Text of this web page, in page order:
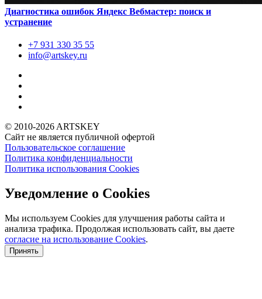
Диагностика ошибок Яндекс Вебмастер: поиск и
устранение
+7 931 330 35 55
info@artskey.ru
© 2010-2026 ARTSKEY
Сайт не является публичной офертой
Пользовательское соглашение
Политика конфиденциальности
Политика использования Cookies
Уведомление о Cookies
Мы используем Cookies для улучшения работы сайта и
анализа трафика. Продолжая использовать сайт, вы даете
согласие на использование Cookies.
Принять